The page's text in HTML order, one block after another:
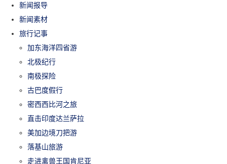
新闻报导
新闻素材
旅行记事
加东海洋四省游
北极纪行
南极探险
古巴度假行
密西西比河之旅
直击印度达兰萨拉
美加边境刀把游
落基山旅游
走进禽兽王国肯尼亚